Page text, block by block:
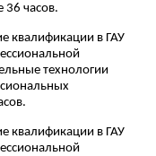
36 часов.
квалификации в ГАУ
технологии
квалификации в ГАУ